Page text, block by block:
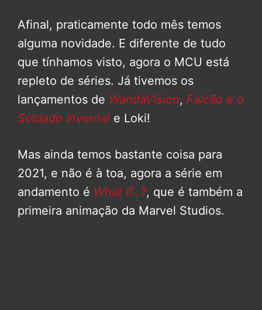
Afinal, praticamente todo mês temos
alguma novidade. E diferente de tudo
que tínhamos visto, agora o MCU está
repleto de séries. Já tivemos os
lançamentos de WandaVision, Falcão e o
Soldado Invernal e Loki!
Mas ainda temos bastante coisa para
2021, e não é à toa, agora a série em
andamento é What If…?, que é também a
primeira animação da Marvel Studios.